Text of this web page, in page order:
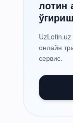
лотин
онлайн
сервис.